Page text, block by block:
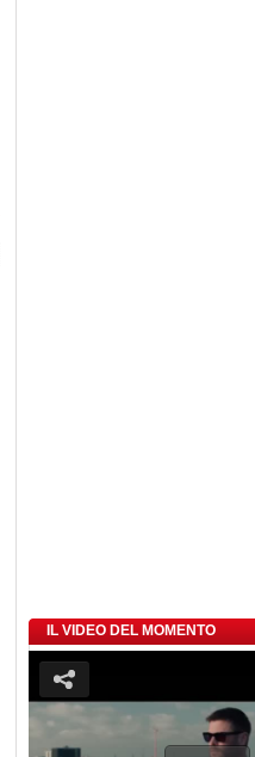
IL VIDEO DEL MOMENTO